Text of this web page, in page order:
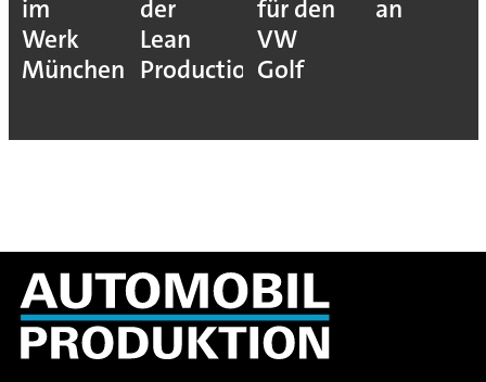
im
Werk
München
der
Lean
Production
für den
VW
Golf
an